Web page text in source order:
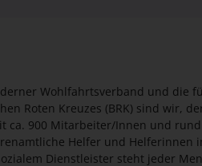
Wohlfahrtsverband und die
Roten Kreuzes (BRK) sind wir,
ca. 900 Mitarbeiter/Innen und
Helfer und Helferinnen im